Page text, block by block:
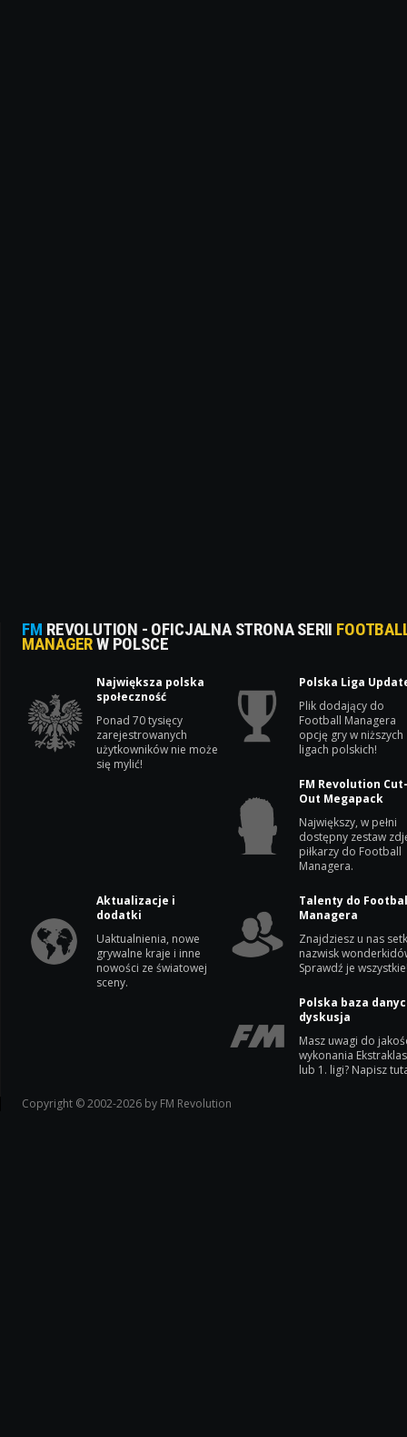
FM REVOLUTION - OFICJALNA STRONA SERII
MANAGERW POLSCE
Największa polska
społeczność
Ponad 70 tysięcy
zarejestrowanych
użytkowników nie może
się mylić!
Polska Liga
Plik dodający do
Football Managera
opcję gry w niższych
ligach polskich!
FM Revolution
Out Megapack
Największy, w pełni
dostępny zestaw
piłkarzy do Football
Managera.
Aktualizacje i
dodatki
Uaktualnienia, nowe
grywalne kraje i inne
nowości ze światowej
sceny.
Talenty do
Managera
Znajdziesz u nas
nazwisk
Sprawdź je
Polska baza
dyskusja
Masz uwagi do
wykonania
lub 1. ligi? Napisz
Copyright © 2002-2026 by FM Revolution